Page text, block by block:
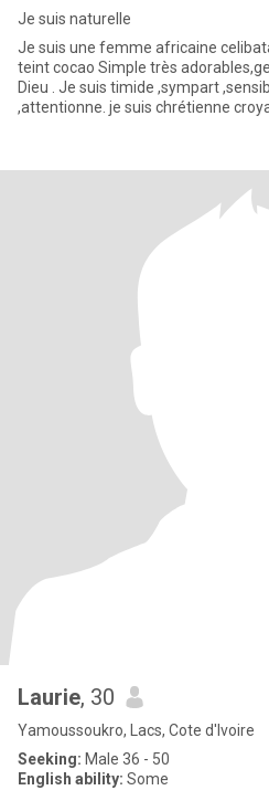
Je suis naturelle
Je suis une femme africaine
teint cocao Simple très adorables,gentillents qui a
Dieu . Je suis timide ,sympart ,sensible de coeur ,Jalouse
,attentionne. je suis chrétienne
Laurie, 30
Yamoussoukro, Lacs, Cote d'Ivoire
Seeking: Male 36 - 50
English ability: Some